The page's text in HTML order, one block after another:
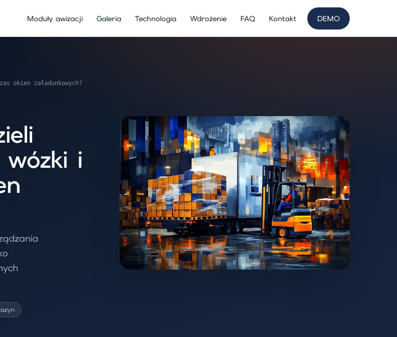
Moduły awizacji Galeria Technologia Wdrożenie FAQ Kontakt DEMO
okien załadunkowych?
i